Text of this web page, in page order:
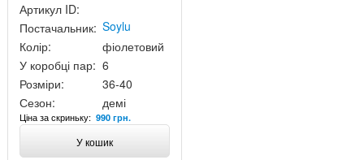
Артикул ID:
Постачальник: Soylu
Колір:
фіолетовий
У коробці пар: 6
Розміри:
36-40
Сезон:
демі
Ціна за скриньку: 990 грн.
У кошик